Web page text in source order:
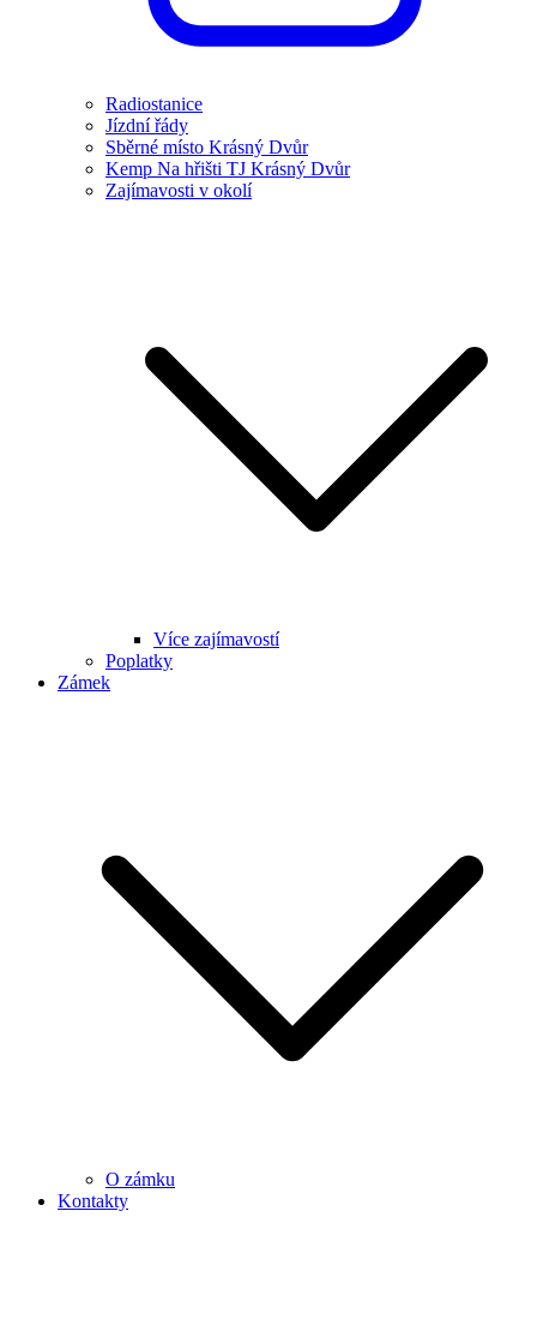
Radiostanice
Jízdní řády
Sběrné místo Krásný Dvůr
Kemp Na hřišti TJ Krásný Dvůr
Zajímavosti v okolí
Více zajímavostí
Poplatky
Zámek
O zámku
Kontakty